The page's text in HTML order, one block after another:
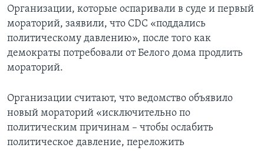
Организации, которые оспаривали в суде и первый
мораторий, заявили, что CDC «поддались
политическому давлению», после того как
демократы потребовали от Белого дома продлить
мораторий.
Организации считают, что ведомство объявило
новый мораторий «исключительно по
политическим причинам – чтобы ослабить
политическое давление, переложить